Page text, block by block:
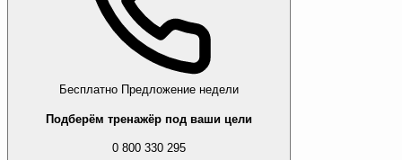
Бесплатно Предложение недели
Подберём тренажёр под ваши цели
0 800 330 295